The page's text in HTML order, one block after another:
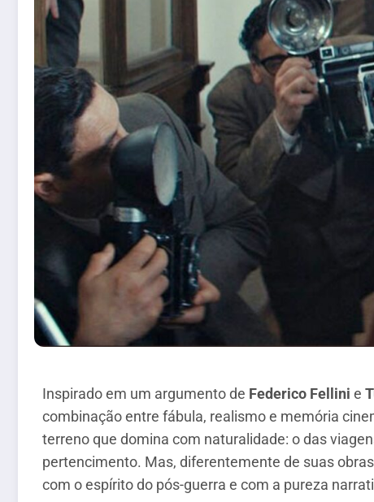
Inspirado em um argumento de Federico Fellini e
combinação entre fábula, realismo e memória
terreno que domina com naturalidade: o das
pertencimento. Mas, diferentemente de suas
com o espírito do pós-guerra e com a pureza